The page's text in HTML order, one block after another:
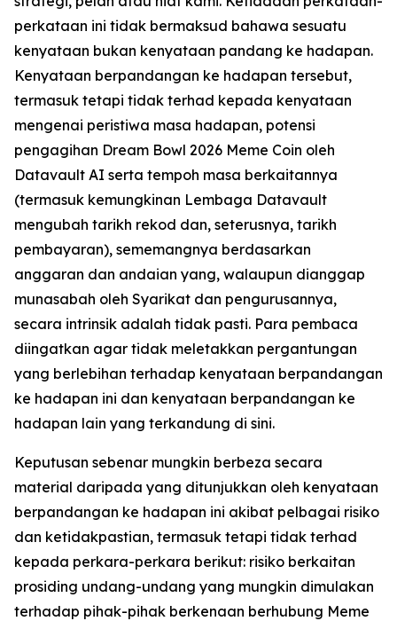
perkataan ini tidak bermaksud bahawa sesuatu
kenyataan bukan kenyataan pandang ke hadapan.
Kenyataan berpandangan ke hadapan tersebut,
termasuk tetapi tidak terhad kepada kenyataan
mengenai peristiwa masa hadapan, potensi
pengagihan Dream Bowl 2026 Meme Coin oleh
Datavault AI serta tempoh masa berkaitannya
(termasuk kemungkinan Lembaga Datavault
mengubah tarikh rekod dan, seterusnya, tarikh
pembayaran), sememangnya berdasarkan
anggaran dan andaian yang, walaupun dianggap
munasabah oleh Syarikat dan pengurusannya,
secara intrinsik adalah tidak pasti. Para pembaca
diingatkan agar tidak meletakkan pergantungan
yang berlebihan terhadap kenyataan berpandangan
ke hadapan ini dan kenyataan berpandangan ke
hadapan lain yang terkandung di sini.
Keputusan sebenar mungkin berbeza secara
material daripada yang ditunjukkan oleh kenyataan
berpandangan ke hadapan ini akibat pelbagai risiko
dan ketidakpastian, termasuk tetapi tidak terhad
kepada perkara-perkara berikut: risiko berkaitan
prosiding undang-undang yang mungkin dimulakan
terhadap pihak-pihak berkenaan berhubung Meme